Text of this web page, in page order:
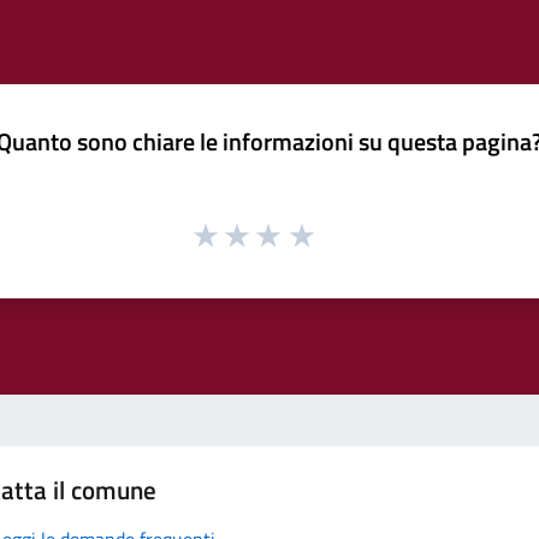
sono chiare le informazioni su questa
il comune